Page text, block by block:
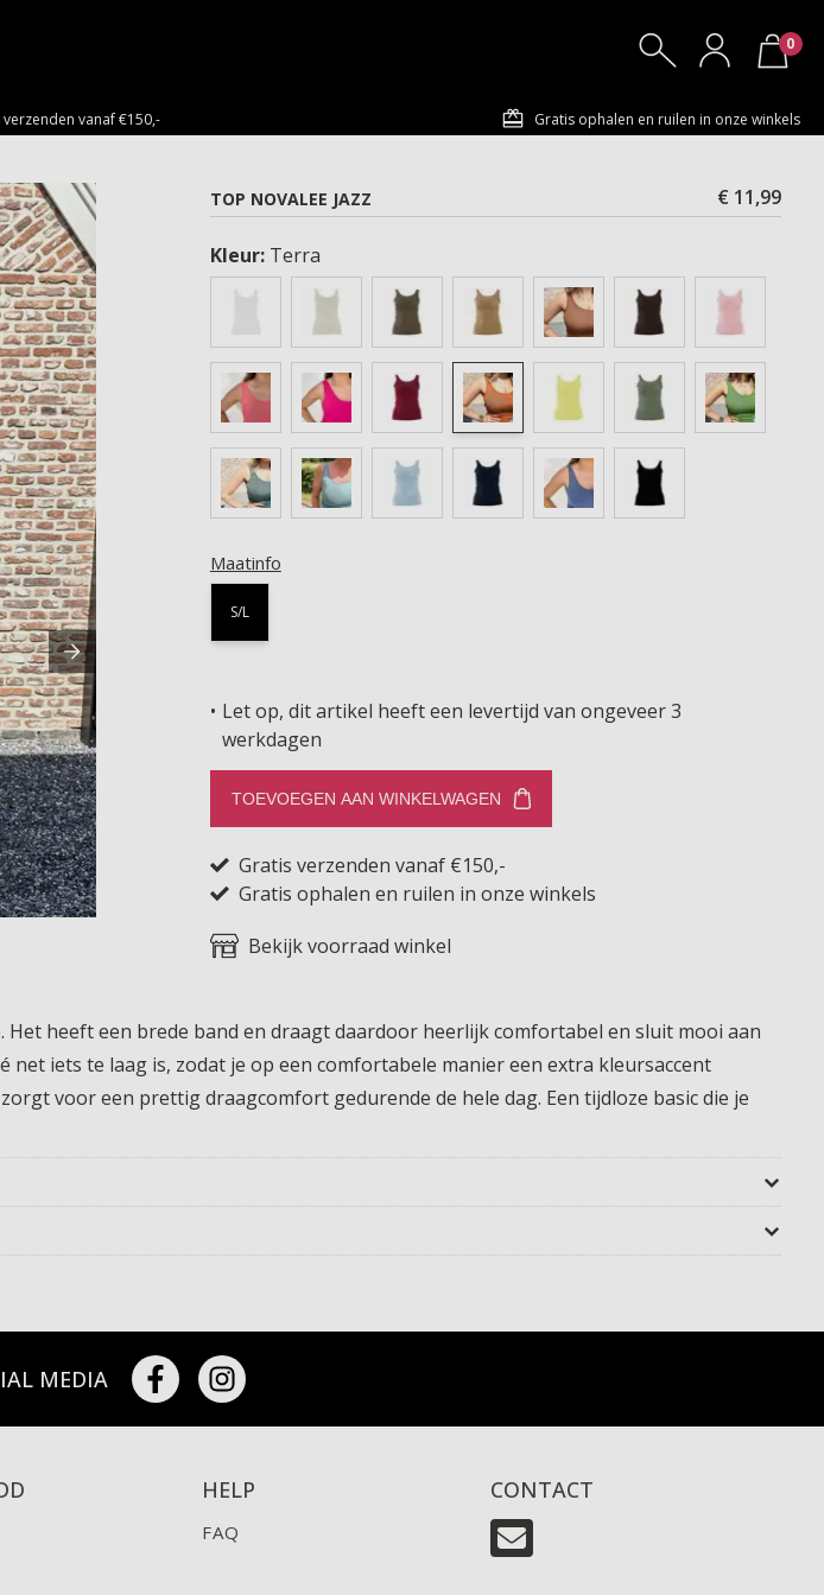
0
verzenden vanaf €150,- Gratis ophalen en ruilen in onze winkels
TOP NOVALEE JAZZ
€ 11,99
Kleur: Terra
Maatinfo
S/L
Let op, dit artikel heeft een levertijd van ongeveer 3
werkdagen
TOEVOEGEN AAN WINKELWAGEN
Gratis verzenden vanaf €150,-
Gratis ophalen en ruilen in onze winkels
Bekijk voorraad winkel
heeft een brede band en draagt daardoor heerlijk comfortabel en sluit mooi aan
iets te laag is, zodat je op een comfortabele manier een extra kleursaccent
voor een prettig draagcomfort gedurende de hele dag. Een tijdloze basic die je
MEDIA
HELP
FAQ
CONTACT